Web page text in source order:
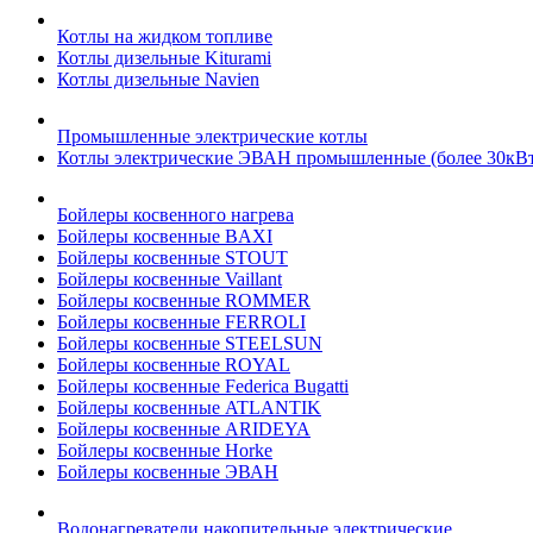
Котлы на жидком топливе
Котлы дизельные Kiturami
Котлы дизельные Navien
Промышленные электрические котлы
Котлы электрические ЭВАН промышленные (более
Бойлеры косвенного нагрева
Бойлеры косвенные BAXI
Бойлеры косвенные STOUT
Бойлеры косвенные Vaillant
Бойлеры косвенные ROMMER
Бойлеры косвенные FERROLI
Бойлеры косвенные STEELSUN
Бойлеры косвенные ROYAL
Бойлеры косвенные Federica Bugatti
Бойлеры косвенные ATLANTIK
Бойлеры косвенные ARIDEYA
Бойлеры косвенные Horke
Бойлеры косвенные ЭВАН